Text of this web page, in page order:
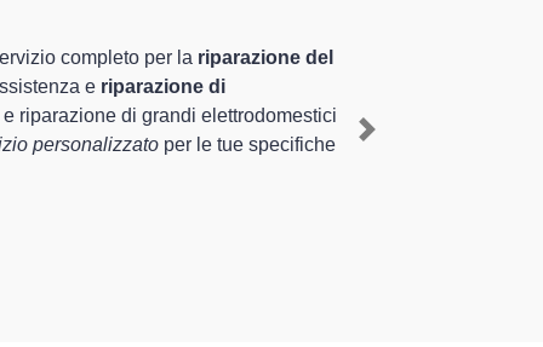
nel territorio di Varese e provincia per
il ripristino rapido del corretto funzionamento
di diverse tipologie sugli elettrodomestici da
Next